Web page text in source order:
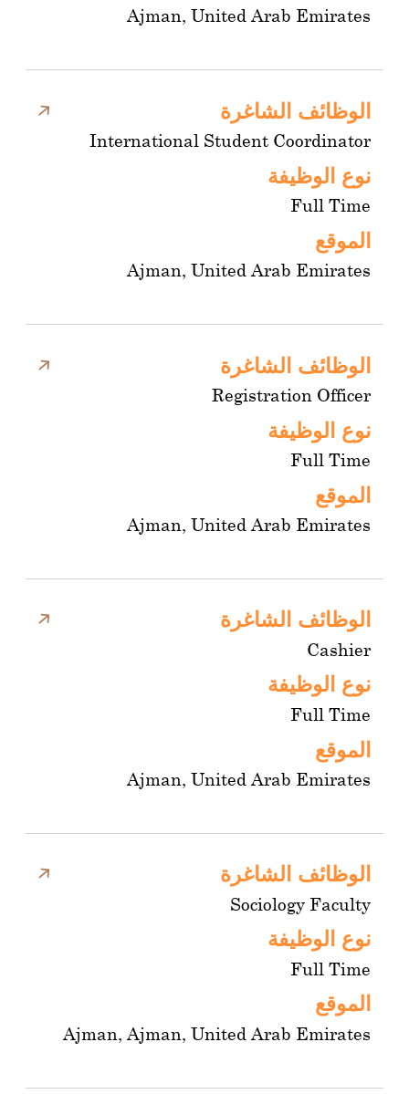
Ajman, United Arab Emirates
الوظائف الشاغرة
International Student Coordinator
نوع الوظيفة
Full Time
الموقع
Ajman, United Arab Emirates
الوظائف الشاغرة
Registration Officer
نوع الوظيفة
Full Time
الموقع
Ajman, United Arab Emirates
الوظائف الشاغرة
Cashier
نوع الوظيفة
Full Time
الموقع
Ajman, United Arab Emirates
الوظائف الشاغرة
Sociology Faculty
نوع الوظيفة
Full Time
الموقع
Ajman, Ajman, United Arab Emirates